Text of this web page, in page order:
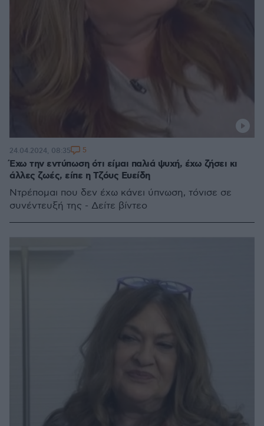
Έχω την εντύπωση ότι είμαι παλιά ψυχή, έχω ζήσει κι
άλλες ζωές, είπε η Τζόυς Ευείδη
Ντρέπομαι που δεν έχω κάνει ύπνωση, τόνισε σε
συνέντευξή της - Δείτε βίντεο
24.04.2024, 08:35 5